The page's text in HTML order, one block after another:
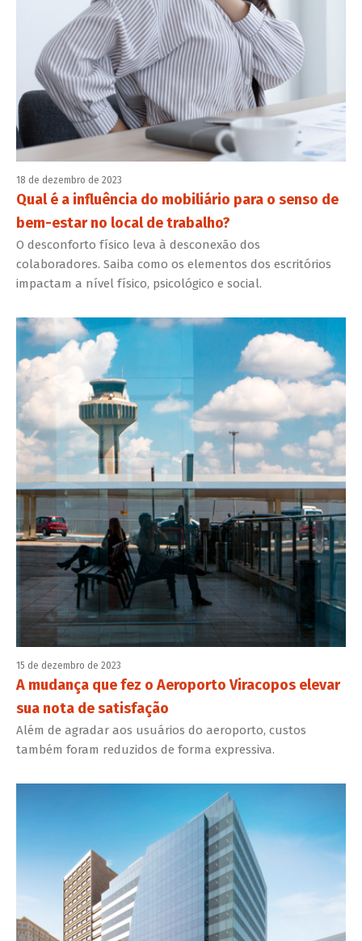
18 de dezembro de 2023
Qual é a influência do mobiliário para o senso de
bem-estar no local de trabalho?
O desconforto físico leva à desconexão dos
colaboradores. Saiba como os elementos dos escritórios
impactam a nível físico, psicológico e social.
15 de dezembro de 2023
A mudança que fez o Aeroporto Viracopos elevar
sua nota de satisfação
Além de agradar aos usuários do aeroporto, custos
também foram reduzidos de forma expressiva.